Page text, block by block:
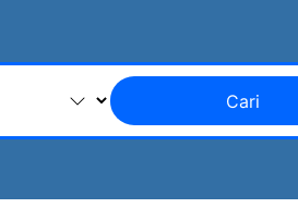
Cari